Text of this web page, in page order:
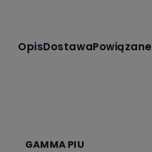
OpisDostawaPowiązane
GAMMA PIU